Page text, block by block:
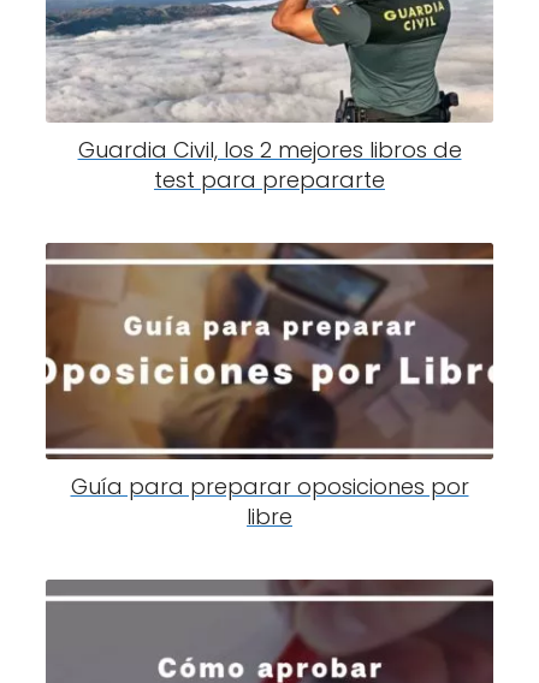
Guardia Civil, los 2 mejores libros de
test para prepararte
Guía para preparar oposiciones por
libre